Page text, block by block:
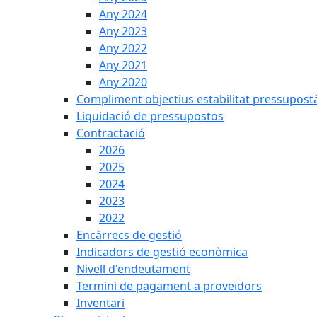
Any 2024
Any 2023
Any 2022
Any 2021
Any 2020
Compliment objectius estabilitat
Liquidació de pressupostos
Contractació
2026
2025
2024
2023
2022
Encàrrecs de gestió
Indicadors de gestió econòmica
Nivell d'endeutament
Termini de pagament a proveïdors
Inventari